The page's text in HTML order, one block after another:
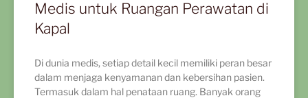
Medis untuk Ruangan Perawatan di
Kapal
Di dunia medis, setiap detail kecil memiliki peran besar
dalam menjaga kenyamanan dan kebersihan pasien.
Termasuk dalam hal penataan ruang. Banyak orang